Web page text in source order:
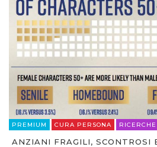
PREMIUM CURA PERSONA RICERCHE
ANZIANI FRAGILI, SCONTROSI